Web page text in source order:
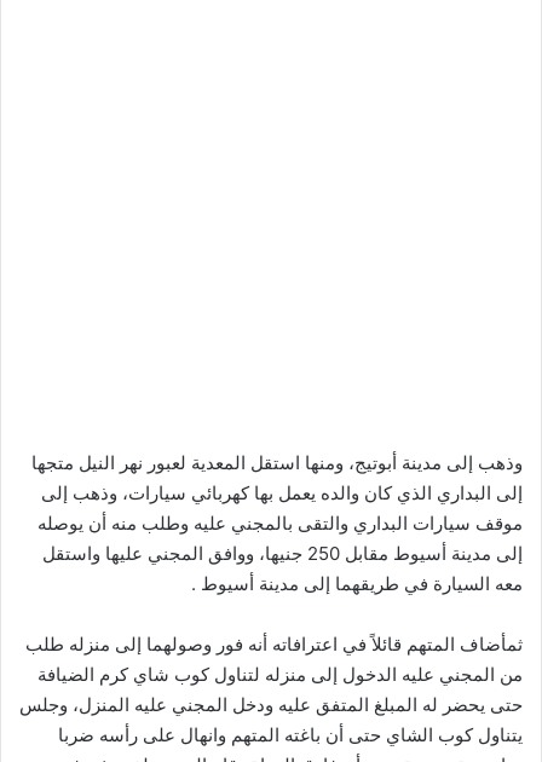
وذهب إلى مدينة أبوتيج، ومنها استقل المعدية لعبور نهر النيل متجها
إلى البداري الذي كان والده يعمل بها كهربائي سيارات، وذهب إلى
موقف سيارات البداري والتقى بالمجني عليه وطلب منه أن يوصله
إلى مدينة أسيوط مقابل 250 جنيها، ووافق المجني عليها واستقل
معه السيارة في طريقهما إلى مدينة أسيوط .
ثمأضاف المتهم قائلاً في اعترافاته أنه فور وصولهما إلى منزله طلب
من المجني عليه الدخول إلى منزله لتناول كوب شاي كرم الضيافة
حتى يحضر له المبلغ المتفق عليه ودخل المجني عليه المنزل، وجلس
يتناول كوب الشاي حتى أن باغته المتهم وانهال على رأسه ضربا